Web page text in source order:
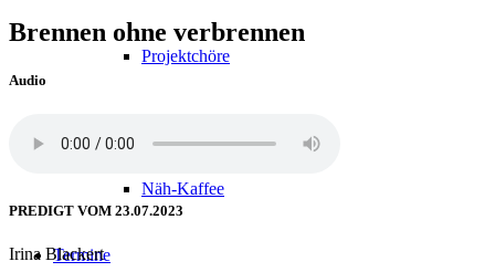
Projektchöre
Näh-Kaffee
Termine
Brennen ohne verbrennen
Audio
PREDIGT VOM 23.07.2023
Irina Blackert